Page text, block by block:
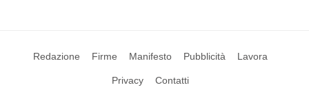
Redazione Firme Manifesto Pubblicità Lavora
Privacy Contatti